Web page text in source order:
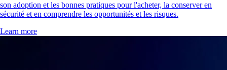
son adoption et les bonnes pratiques pour l'acheter, la conserver en
sécurité et en comprendre les opportunités et les risques.
Learn more